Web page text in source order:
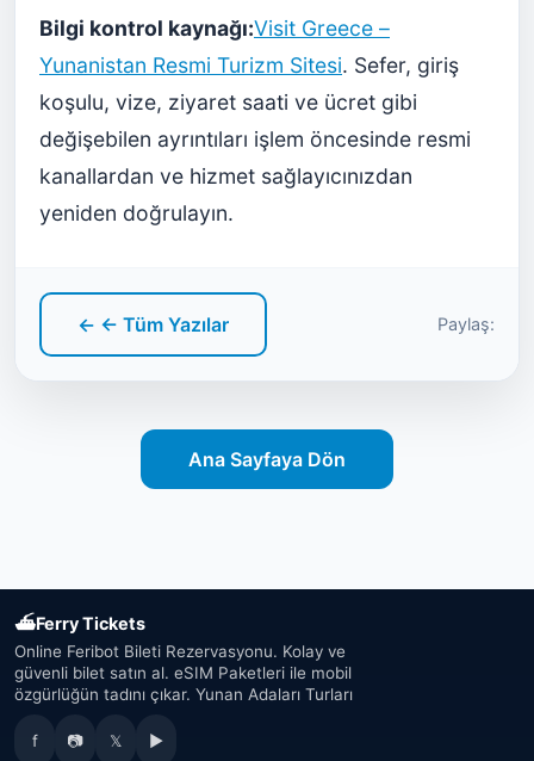
Bilgi kontrol kaynağı:Visit Greece –
Yunanistan Resmi Turizm Sitesi. Sefer, giriş
koşulu, vize, ziyaret saati ve ücret gibi
değişebilen ayrıntıları işlem öncesinde resmi
kanallardan ve hizmet sağlayıcınızdan
yeniden doğrulayın.
← ← Tüm Yazılar Paylaş:
Ana Sayfaya Dön
⛴Ferry Tickets
Online Feribot Bileti Rezervasyonu. Kolay ve
güvenli bilet satın al. eSIM Paketleri ile mobil
özgürlüğün tadını çıkar. Yunan Adaları Turları
f 📷 𝕏 ▶